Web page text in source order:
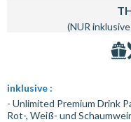
(NUR
inklusive :
- Unlimited Premium Drink
Rot-, Weiß- und